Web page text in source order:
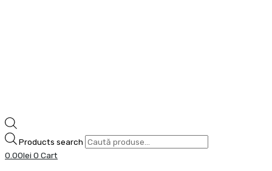
Products search
0.00lei 0 Cart